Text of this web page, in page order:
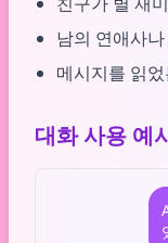
남의 연애사
메시지를 읽
대화 사용 예